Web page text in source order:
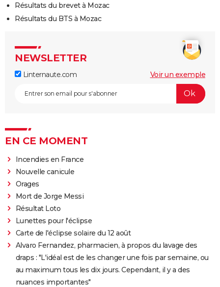
Résultats du brevet à Mozac
Résultats du BTS à Mozac
NEWSLETTER
Linternaute.com Voir un exemple
EN CE MOMENT
Incendies en France
Nouvelle canicule
Orages
Mort de Jorge Messi
Résultat Loto
Lunettes pour l'éclipse
Carte de l'éclipse solaire du 12 août
Alvaro Fernandez, pharmacien, à propos du lavage des
draps : "L'idéal est de les changer une fois par semaine, ou
au maximum tous les dix jours. Cependant, il y a des
nuances importantes"